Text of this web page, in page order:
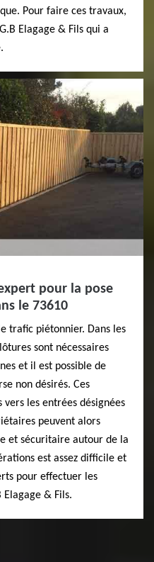
Pour faire ces travaux,
Elagage & Fils qui a
pour la pose
le 73610
trafic piétonnier. Dans les
sont nécessaires
et il est possible de
non désirés. Ces
les entrées désignées
peuvent alors
et sécuritaire autour de la
est assez difficile et
pour effectuer les
& Fils.